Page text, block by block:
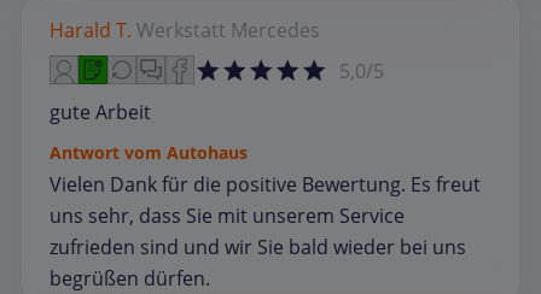
Harald T. Werkstatt Mercedes
5,0/5
gute Arbeit
Antwort vom Autohaus
Vielen Dank für die positive Bewertung. Es freut
uns sehr, dass Sie mit unserem Service
zufrieden sind und wir Sie bald wieder bei uns
begrüßen dürfen.